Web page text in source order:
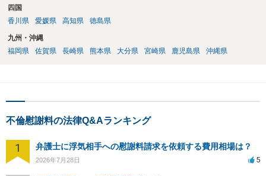
四国
香川県
愛媛県 高知県 徳島県
九州・沖縄
福岡県
佐賀県 長崎県 熊本県 大分県 宮崎県 鹿児島県 沖縄県
不倫慰謝料の法律Q&Aランキング
1 弁護士に浮気相手への慰謝料請求を依頼する費用相場は？
2026年7月28日 5